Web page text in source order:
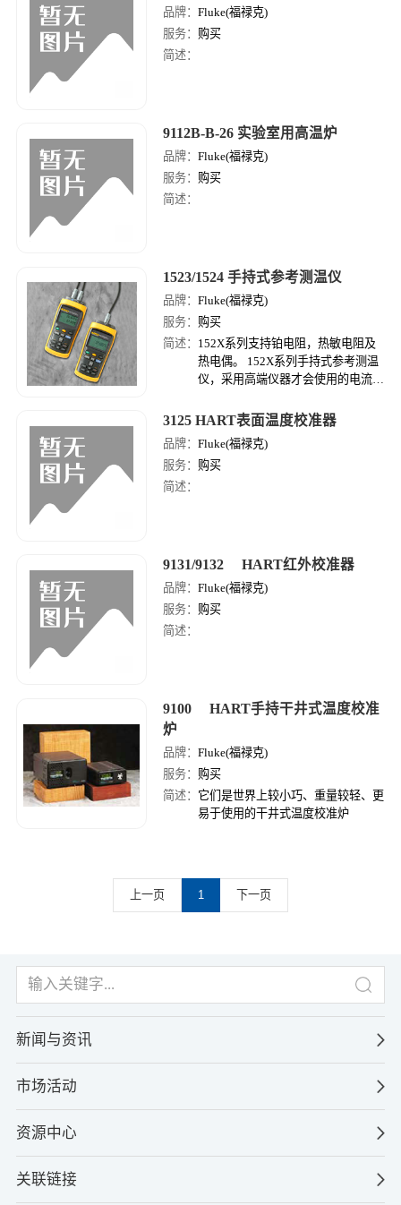
品牌：Fluke(福禄克)
服务： 购买
简述：
9112B-B-26 实验室用高温炉
品牌：Fluke(福禄克)
服务： 购买
简述：
1523/1524 手持式参考测温仪
品牌：Fluke(福禄克)
服务： 购买
简述： 152X系列支持铂电阻，热敏电阻及
热电偶。 152X系列手持式参考测温
仪，采用高端仪器才会使用的电流反
用环境温度范围宽，-10到60度。
3125 HART表面温度校准器
品牌：Fluke(福禄克)
服务： 购买
简述：
9131/9132 HART红外校准器
品牌：Fluke(福禄克)
服务： 购买
简述：
9100 HART手持干井式温度校准
炉
品牌：Fluke(福禄克)
服务： 购买
简述： 它们是世界上较小巧、重量较轻、更
易于使用的干井式温度校准炉
上一页 1 下一页
新闻与资讯
市场活动
资源中心
关联链接